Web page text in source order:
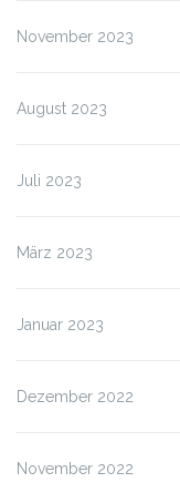
November 2023
August 2023
Juli 2023
März 2023
Januar 2023
Dezember 2022
November 2022